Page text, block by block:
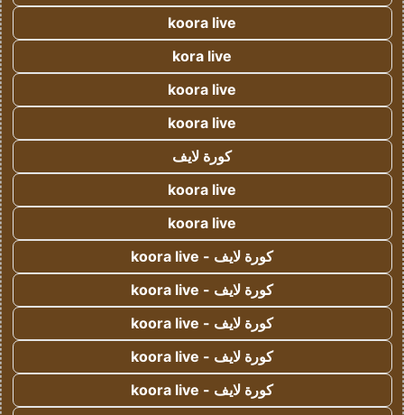
koora live
kora live
koora live
koora live
كورة لايف
koora live
koora live
كورة لايف - koora live
كورة لايف - koora live
كورة لايف - koora live
كورة لايف - koora live
كورة لايف - koora live